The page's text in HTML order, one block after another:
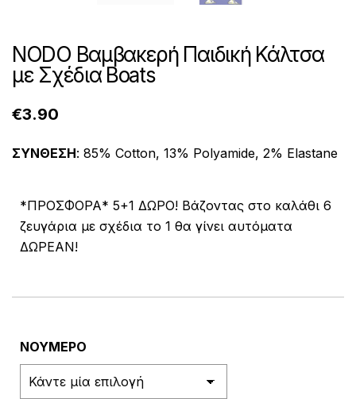
NODO Βαμβακερή Παιδική Κάλτσα
με Σχέδια Boats
€3.90
ΣΥΝΘΕΣΗ: 85% Cotton, 13% Polyamide, 2% Elastane
*ΠΡΟΣΦΟΡΑ* 5+1 ΔΩΡΟ! Βάζοντας στο καλάθι 6
ζευγάρια με σχέδια το 1 θα γίνει αυτόματα
ΔΩΡΕΑΝ!
ΝΟΥΜΕΡΟ